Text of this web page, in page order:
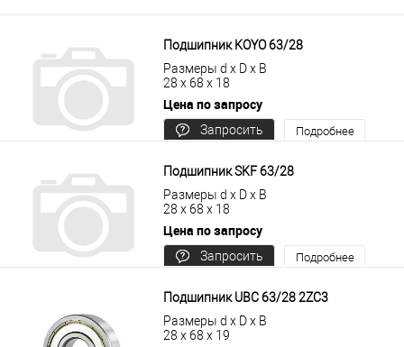
Подшипник KOYO 63/28
Размеры d x D x B
28 x 68 x 18
Цена по запросу
Запросить
Подробнее
Подшипник SKF 63/28
Размеры d x D x B
28 x 68 x 18
Цена по запросу
Запросить
Подробнее
Подшипник UBC 63/28 2ZC3
Размеры d x D x B
28 x 68 x 19